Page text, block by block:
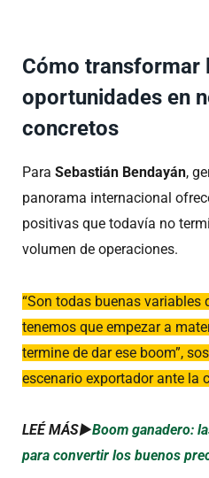
Cómo transformar
oportunidades en
concretos
Para Sebastián Bendayán,
panorama internacional
positivas que todavía no
volumen de operaciones.
“Son todas buenas variables
tenemos que empezar a
termine de dar ese boom”,
escenario exportador ante la
LEÉ MÁS►Boom ganadero:
para convertir los buenos